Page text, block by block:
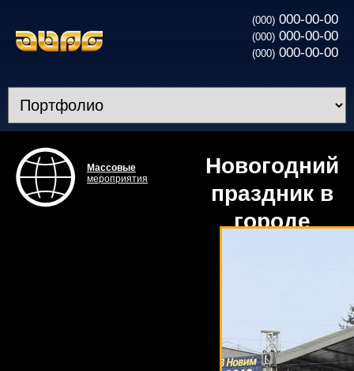
(000) 000-00-00
(000) 000-00-00
(000) 000-00-00
Массовые
мероприятия
Новогодний
праздник в
городе